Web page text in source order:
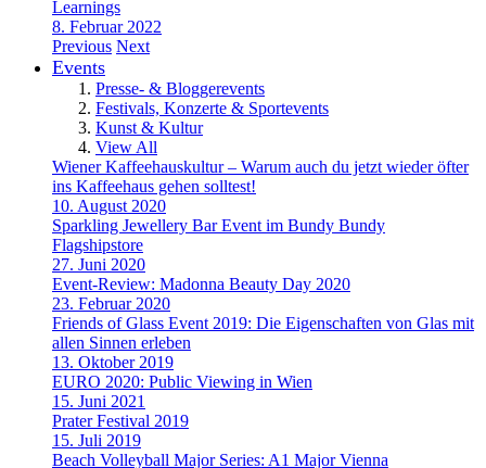
Learnings
8. Februar 2022
Previous Next
Events
Presse- & Bloggerevents
Festivals, Konzerte & Sportevents
Kunst & Kultur
View All
Wiener Kaffeehauskultur – Warum auch du jetzt wieder öfter
ins Kaffeehaus gehen solltest!
10. August 2020
Sparkling Jewellery Bar Event im Bundy Bundy
Flagshipstore
27. Juni 2020
Event-Review: Madonna Beauty Day 2020
23. Februar 2020
Friends of Glass Event 2019: Die Eigenschaften von Glas mit
allen Sinnen erleben
13. Oktober 2019
EURO 2020: Public Viewing in Wien
15. Juni 2021
Prater Festival 2019
15. Juli 2019
Beach Volleyball Major Series: A1 Major Vienna